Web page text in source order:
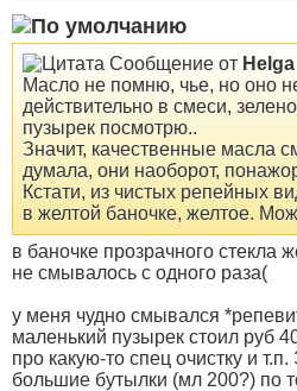
Сообщение от Helga
Масло не помню, чье, но оно
действительно в смеси,
пузырек посмотрю..
Значит, качественные масла
думала, они наоборот,
Кстати, из чистых репейных
в желтой баночке, желтое.
в баночке прозрачного стекла
не смывалось с одного раза(
у меня чудно смывался
маленький пузырек стоил руб
про какую-то спец очистку и
большие бутылки (мл 200?) по